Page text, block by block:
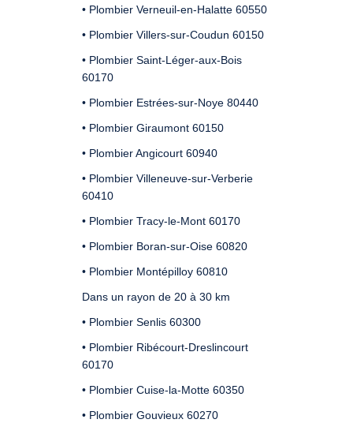
• Plombier Verneuil-en-Halatte 60550
• Plombier Villers-sur-Coudun 60150
• Plombier Saint-Léger-aux-Bois
60170
• Plombier Estrées-sur-Noye 80440
• Plombier Giraumont 60150
• Plombier Angicourt 60940
• Plombier Villeneuve-sur-Verberie
60410
• Plombier Tracy-le-Mont 60170
• Plombier Boran-sur-Oise 60820
• Plombier Montépilloy 60810
Dans un rayon de 20 à 30 km
• Plombier Senlis 60300
• Plombier Ribécourt-Dreslincourt
60170
• Plombier Cuise-la-Motte 60350
• Plombier Gouvieux 60270